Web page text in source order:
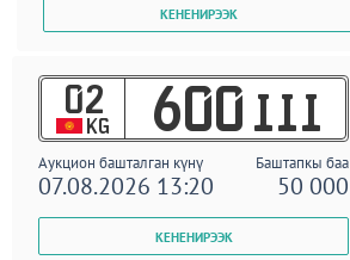
02
KG 600 III
Аукцион башталган күнү Баштапкы баа
07.08.2026 13:20 50 000